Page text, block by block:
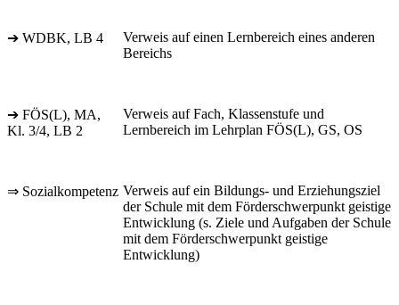
➔ WDBK, LB 4
Verweis auf einen Lernbereich eines anderen
Bereichs
➔ FÖS(L), MA,
Kl. 3/4, LB 2
Verweis auf Fach, Klassenstufe und
Lernbereich im Lehrplan FÖS(L), GS, OS
⇒ Sozialkompetenz Verweis auf ein Bildungs- und Erziehungsziel
der Schule mit dem Förderschwerpunkt geistige
Entwicklung (s. Ziele und Aufgaben der Schule
mit dem Förderschwerpunkt geistige
Entwicklung)